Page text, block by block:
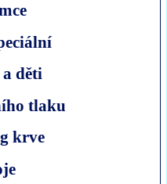
děti
tlaku
krve